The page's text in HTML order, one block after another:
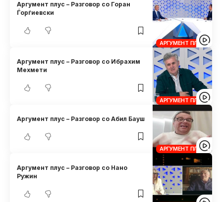
АРГУМЕНТ ПЛУС
Аргумент плус – Разговор со Горан
Ѓорѓиевски
АРГУМЕНТ ПЛУС
Аргумент плус – Разговор со Ибрахим
Мехмети
АРГУМЕНТ ПЛУС
Аргумент плус – Разговор со Абил Бауш
Аргумент плус – Разговор со Нано
Ружин